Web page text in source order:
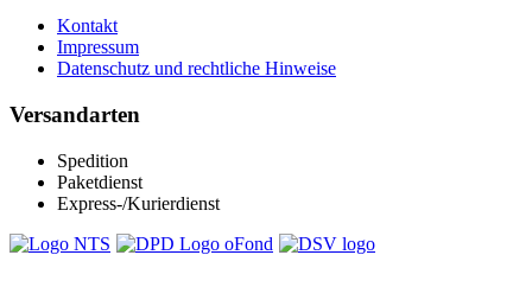
Kontakt
Impressum
Datenschutz und rechtliche Hinweise
Versandarten
Spedition
Paketdienst
Express-/Kurierdienst